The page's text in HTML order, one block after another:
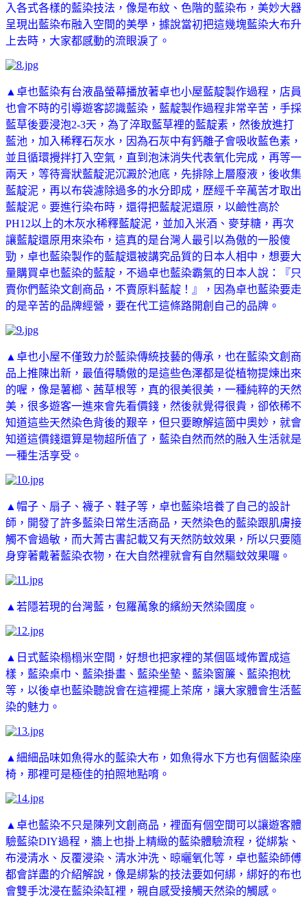
入各式各樣的藍染技法，像是布紋、色階的藍染布，美妙大器
呈現出藍染布融入空間的美學，據說當初把這幾塊藍染大布升
上去時，大家都感動的流眼淚了。
▲卓也藍染有台液晶螢幕播放著卓也小屋藍靛製作過程，店員
也會不時的引導遊客認識藍染，藍靛製作過程非常辛苦，手採
藍草後要浸泡2-3天，為了淬取藍草裡的藍靛素，然後放進打
藍池，加入稀釋石灰水，因為石灰中有鈣離子會吸收藍色素，
並且循環攪拌打入空氣，直到泡沫消失代表氧化完成，再等一
兩天，等待膏狀藍靛泥沉澱於池底，先排除上層廢液，後收集
藍靛泥，再以布袋濾除過多的水分即成，歷經千辛萬苦才取出
藍靛泥。要進行染布時，還得把藍靛泥還原，以鹼性高於
PH12以上的木灰水稀釋藍靛泥，並加入米酒、麥芽糖，再次
讓藍靛還原用來染布，這真的是台灣人最引以為傲的一股傻
勁，卓也藍染製作的藍靛還被講究品質的日本人相中，想要大
量購買卓也藍染的藍靛，不過卓也藍染霸氣的日本人說：『只
賣你們藍染文創商品，不賣原料藍靛！』，因為卓也藍染要走
的是辛苦的品牌經營，要在代工這條路開創自己的品牌。
▲卓也小屋不僅致力於藍染傳統技藝的傳承，也在藍染文創商
品上推陳出新，最值得驕傲的是這些色澤都是從植物提煉出來
的喔，像是薯榔、茜草根等，真的很美很美，一種純粹的天然
美，很多遊客一進來會先看價錢，然後就覺得很貴，卻依稀不
知道這些天然染色背後的艱辛，但只要瞭解這箇中奧妙，就會
知道這價錢還算是物超所值了，藍染自然而然的融入生活就是
一種生活享受。
▲帽子、扇子、襪子、鞋子等，卓也藍染培養了自己的設計
師，開發了許多藍染日常生活商品，天然染色的藍染跟肌膚接
觸不會過敏，而大菁古書記載又有天然防蚊效果，所以只要隨
身穿著戴著藍染衣物，在大自然裡就會有自然驅蚊效果囉。
▲若隱若現的台灣藍，包羅萬象的繽紛天然染國度。
▲日式藍染榻榻米空間，好想也把家裡的某個區域佈置成這
樣，藍染桌巾、藍染掛畫、藍染坐墊、藍染窗簾、藍染抱枕
等，以後卓也藍染聽說會在這裡擺上茶席，讓大家體會生活藍
染的魅力。
▲細細品味如魚得水的藍染大布，如魚得水下方也有個藍染座
椅，那裡可是極佳的拍照地點唷。
▲卓也藍染不只是陳列文創商品，裡面有個空間可以讓遊客體
驗藍染DIY過程，牆上也掛上精緻的藍染體驗流程，從綁紮、
布浸清水、反覆浸染、清水沖洗、晾曬氧化等，卓也藍染師傅
都會詳盡的介紹解說，像是綁紮的技法要如何綁，綁好的布也
會雙手沈浸在藍染染缸裡，親自感受接觸天然染的觸感。